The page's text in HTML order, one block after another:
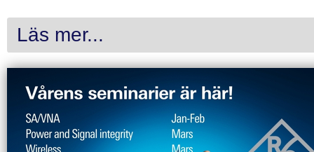
Läs mer...